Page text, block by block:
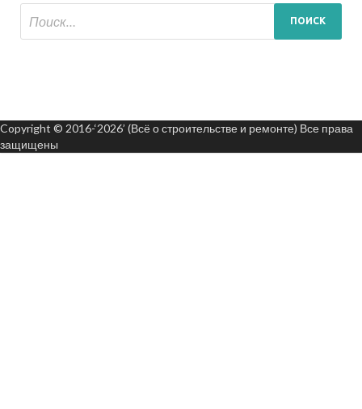
Copyright © 2016-‘2026’ (Всё о строительстве и ремонте) Все права
защищены